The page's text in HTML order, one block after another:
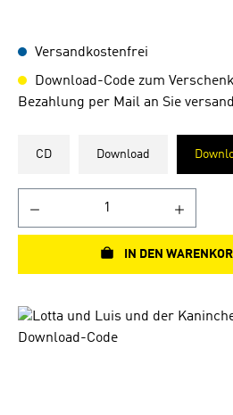
Versandkostenfrei
Download-Code zum
Bezahlung per Mail an Sie
CD Download
IN DEN
Bildergalerie überspringen